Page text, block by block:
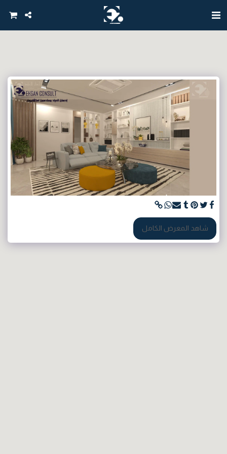
شاهد المعرض الكامل